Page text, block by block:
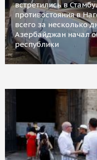
встретились в
противостояния в
всего за несколько
Азербайджан начал
республики